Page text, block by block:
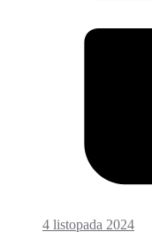
4 listopada 2024